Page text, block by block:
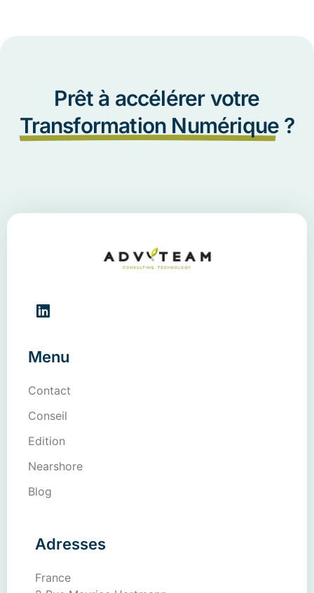
Prêt à accélérer votre
Transformation Numérique ?
Menu
Contact
Conseil
Edition
Nearshore
Blog
Adresses
France